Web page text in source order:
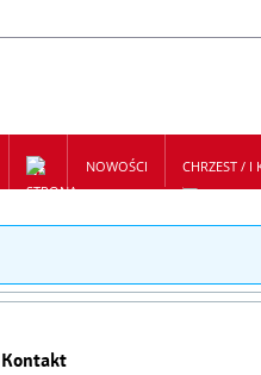
NOWOŚCI CHRZEST / I
Kontakt